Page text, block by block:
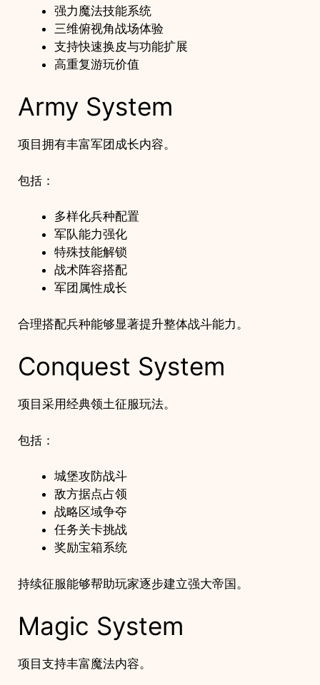
强力魔法技能系统
三维俯视角战场体验
支持快速换皮与功能扩展
高重复游玩价值
Army System
项目拥有丰富军团成长内容。
包括：
多样化兵种配置
军队能力强化
特殊技能解锁
战术阵容搭配
军团属性成长
合理搭配兵种能够显著提升整体战斗能力。
Conquest System
项目采用经典领土征服玩法。
包括：
城堡攻防战斗
敌方据点占领
战略区域争夺
任务关卡挑战
奖励宝箱系统
持续征服能够帮助玩家逐步建立强大帝国。
Magic System
项目支持丰富魔法内容。